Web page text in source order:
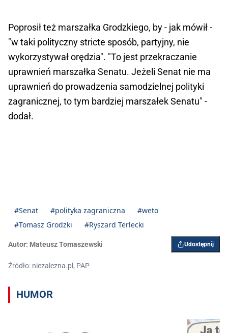
Poprosił też marszałka Grodzkiego, by - jak mówił -
"w taki polityczny stricte sposób, partyjny, nie
wykorzystywał orędzia". "To jest przekraczanie
uprawnień marszałka Senatu. Jeżeli Senat nie ma
uprawnień do prowadzenia samodzielnej polityki
zagranicznej, to tym bardziej marszałek Senatu" -
dodał.
#Senat #polityka zagraniczna
#weto
#Tomasz Grodzki
#Ryszard Terlecki
Autor: Mateusz Tomaszewski Udostępnij
Źródło: niezalezna.pl, PAP
HUMOR